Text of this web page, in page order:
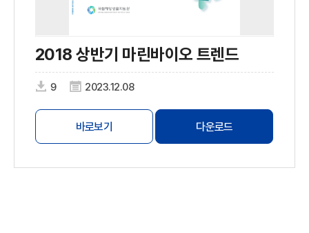
2018 상반기 마린바이오 트렌드
9 2023.12.08
바로보기 다운로드